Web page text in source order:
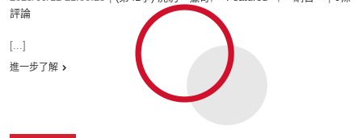
評論
[...]
進一步了解